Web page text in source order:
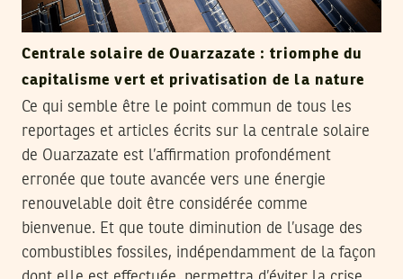
Centrale solaire de Ouarzazate : triomphe du
capitalisme vert et privatisation de la nature
Ce qui semble être le point commun de tous les
reportages et articles écrits sur la centrale solaire
de Ouarzazate est l’affirmation profondément
erronée que toute avancée vers une énergie
renouvelable doit être considérée comme
bienvenue. Et que toute diminution de l’usage des
combustibles fossiles, indépendamment de la façon